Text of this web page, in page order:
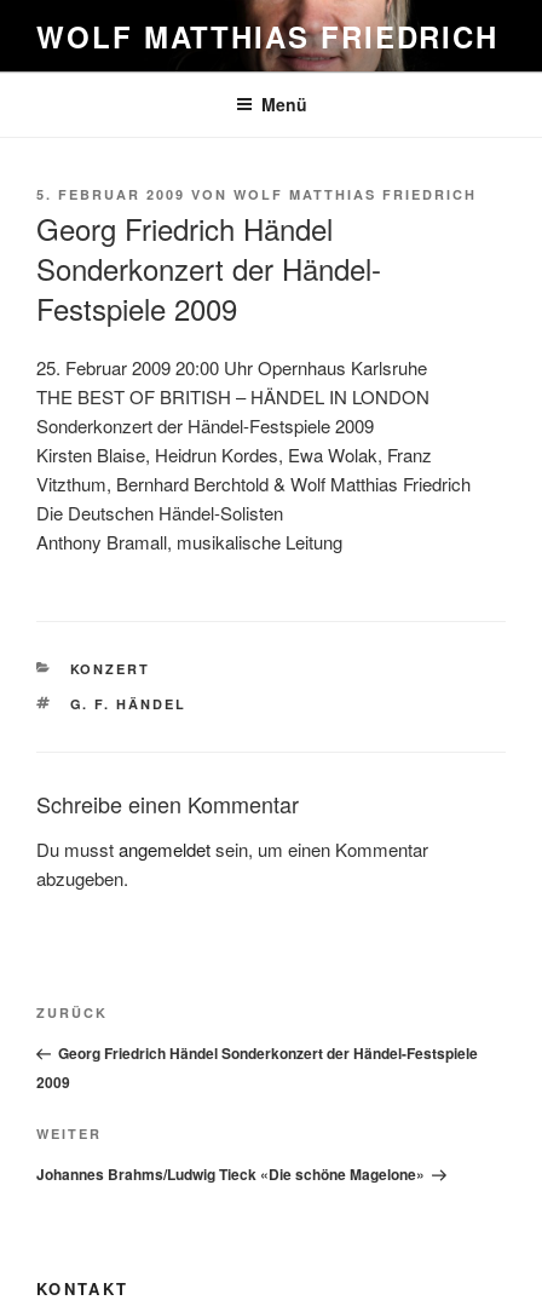
Inhalt
springen
WOLF MATTHIAS FRIEDRICH
Menü
VERÖFFENTLICHT
5. FEBRUAR 2009 VON WOLF MATTHIAS FRIEDRICH
Georg Friedrich Händel
Sonderkonzert der Händel-
Festspiele 2009
25. Februar 2009 20:00 Uhr Opernhaus Karlsruhe
THE BEST OF BRITISH – HÄNDEL IN LONDON
Sonderkonzert der Händel-Festspiele 2009
Kirsten Blaise, Heidrun Kordes, Ewa Wolak, Franz
Vitzthum, Bernhard Berchtold & Wolf Matthias Friedrich
Die Deutschen Händel-Solisten
Anthony Bramall, musikalische Leitung
KATEGORIEN
KONZERT
SCHLAGWÖRTER
G. F. HÄNDEL
Schreibe einen Kommentar
Du musstangemeldetsein, um einen Kommentar
abzugeben.
Beitragsnavigation
Vorheriger
Beitrag
ZURÜCK
Georg Friedrich Händel Sonderkonzert der Händel-Festspiele
2009
Nächster
Beitrag
WEITER
Johannes Brahms/Ludwig Tieck «Die schöne Magelone»
KONTAKT